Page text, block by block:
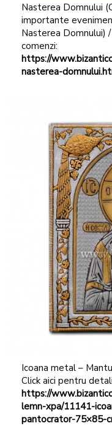
Nasterea Domnului
importante
Nasterea Domnului)
comenzi:
https://
nasterea-
Icoana metal –
Click aici pentru
https://
lemn-xpa/11141-
pantocrator-75×85-